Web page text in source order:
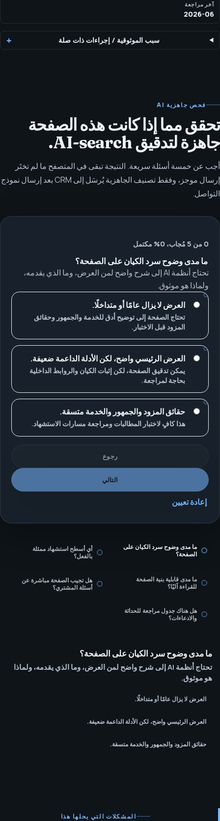
آخر مراجعة
2026-06
سبب الموثوقية /إجراءات ذات صلة
فحص جاهزية AI
تحقق مما إذا كانت هذه الصفحة
جاهزة لتدقيق AI-search.
أجب عن خمسة أسئلة سريعة. النتيجة تبقى في المتصفح ما لم تختَر
إرسال موجز، وفقط تصنيف الجاهزية يُرسَل إلى CRM بعد إرسال نموذج
التواصل.
0 من 5 مُجاب، 0% مكتمل
ما مدى وضوح سرد الكيان على الصفحة؟
تحتاج أنظمة AI إلى شرح واضح لمن العرض، وما الذي يقدمه،
ولماذا هو موثوق.
العرض لا يزال عامًا أو متداخلًا.
تحتاج الصفحة إلى توضيح أدق للخدمة والجمهور وحقائق
المزود قبل الاختبار.
العرض الرئيسي واضح، لكن الأدلة الداعمة ضعيفة.
يمكن تدقيق الصفحة، لكن إثبات الكيان والروابط الداخلية
بحاجة لمراجعة.
حقائق المزود والجمهور والخدمة متسقة.
هذا كافٍ لاختبار المطالبات ومراجعة مسارات الاستشهاد.
رجوع
التالي
إعادة تعيين
ما مدى وضوح سرد الكيان على
الصفحة؟
أي أسطح استشهاد ممثلة
بالفعل؟
ما مدى قابلية بنية الصفحة
للقراءة آليًا؟
هل تجيب الصفحة مباشرة عن
أسئلة المشتري؟
هل هناك جدول مراجعة للحداثة
والادعاءات؟
ما مدى وضوح سرد الكيان على الصفحة؟
تحتاج أنظمة AI إلى شرح واضح لمن العرض، وما الذي يقدمه، ولماذا
هو موثوق.
العرض لا يزال عامًا أو متداخلًا.
العرض الرئيسي واضح، لكن الأدلة الداعمة ضعيفة.
حقائق المزود والجمهور والخدمة متسقة.
المشكلات التي يحلها هذا